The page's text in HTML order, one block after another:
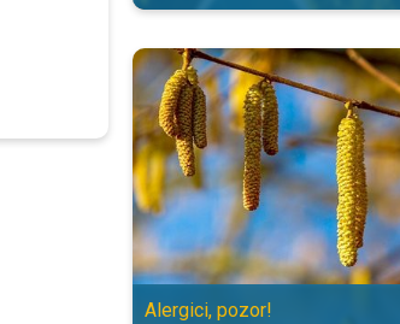
Prvý peľ sa už nesie vo
Alergici, pozor!